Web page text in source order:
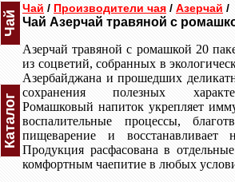
Чай
Каталог
Чай / Производители чая / Азерчай /
Чай Азерчай травяной с
Азерчай травяной с ромашкой 20
из соцветий, собранных в
Азербайджана и прошедших
сохранения полезных
Ромашковый напиток укрепляет
воспалительные процессы,
пищеварение и восстанавливает
Продукция расфасована в
комфортным чаепитие в любых